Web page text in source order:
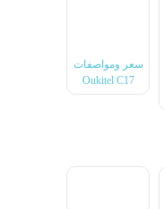
سعر ومواصفات
Oukitel C17